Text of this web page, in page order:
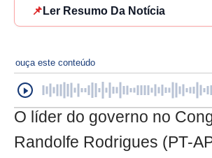
📌 Ler Resumo Da Notícia
ouça este conteúdo
O líder do governo no
Randolfe Rodrigues (PT-